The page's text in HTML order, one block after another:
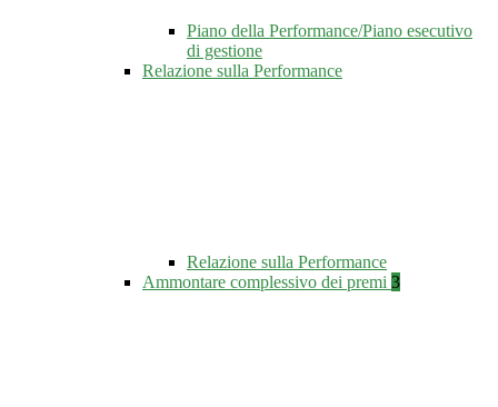
Piano della Performance/Piano esecutivo
di gestione
Relazione sulla Performance
Relazione sulla Performance
Ammontare complessivo dei premi 3